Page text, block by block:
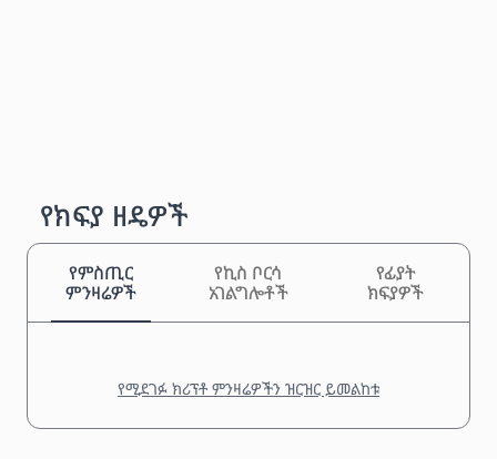
የክፍያ ዘዴዎች
የምስጢር
ምንዛሬዎች
የኪስ ቦርሳ
አገልግሎቶች
የፊያት
ክፍያዎች
የሚደገፉ ክሪፕቶ ምንዛሬዎችን ዝርዝር ይመልከቱ